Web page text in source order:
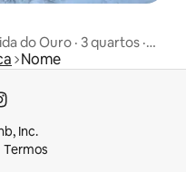
do Ouro · 3 quartos ·
Nome
Inc.
Termos